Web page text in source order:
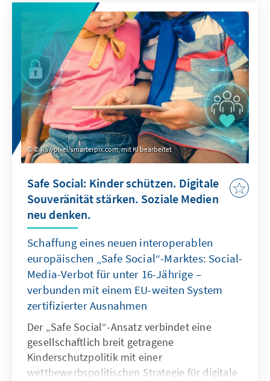
ein Vergleich familienpolitischer Ansätze
verschiedener Länder liefern Hinweise für
eine bedarfsgerechte Weiterentwicklung der
Familienpolitik in Deutschland.
© Rawpixel/smarterpix.com, mit KI bearbeitet
Safe Social: Kinder schützen. Digitale
Souveränität stärken. Soziale Medien
neu denken.
Schaffung eines neuen interoperablen
europäischen „Safe Social“-Marktes: Social-
Media-Verbot für unter 16-Jährige –
verbunden mit einem EU-weiten System
zertifizierter Ausnahmen
Der „Safe Social“-Ansatz verbindet eine
gesellschaftlich breit getragene
Kinderschutzpolitik mit einer
wettbewerbspolitischen Strategie für digitale